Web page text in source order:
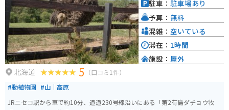
北海道 5 （口コミ1件）
#動植物園 #山｜高原
JRニセコ駅から車で約10分、道道230号線沿いにある「第2有島ダチョウ牧
駐車： 駐車場あり
予算： 無料
混雑： 空いている
滞在： 1時間
施設： 屋外